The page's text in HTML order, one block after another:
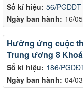
Số kí hiệu: 56/
Ngày ban hành: 16/
Số kí hiệu: 186/
Ngày ban hành: 04/
Hưởng ứng cuộc
Trung ương 8